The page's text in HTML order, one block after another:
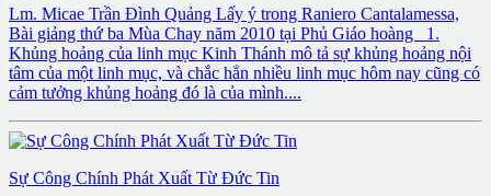
Lm. Micae Trần Đình Quảng Lấy ý trong Raniero Cantalamessa,
Bài giảng thứ ba Mùa Chay năm 2010 tại Phủ Giáo hoàng 1.
Khủng hoảng của linh mục Kinh Thánh mô tả sự khủng hoảng nội
tâm của một linh mục, và chắc hẳn nhiều linh mục hôm nay cũng có
cảm tưởng khủng hoảng đó là của mình....
Sự Công Chính Phát Xuất Từ Đức Tin